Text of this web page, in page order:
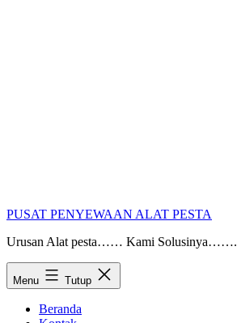
PUSAT PENYEWAAN ALAT PESTA
Urusan Alat pesta…… Kami Solusinya…….
Menu Tutup
Beranda